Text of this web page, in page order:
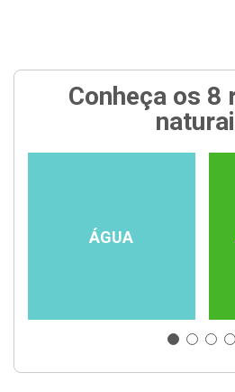
Conheça os 8
ÁGUA